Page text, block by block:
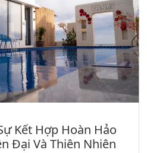
Kết Hợp Hoàn Hảo
Đại Và Thiên Nhiên